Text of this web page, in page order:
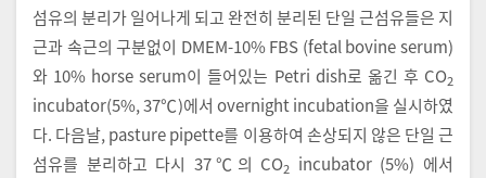
섬유의 분리가 일어나게 되고 완전히 분리된 단일 근섬유들은 지
근과 속근의 구분없이 DMEM-10% FBS (fetal bovine serum)
와 10% horse serum이 들어있는 Petri dish로 옮긴 후 CO2
incubator(5%, 37℃)에서 overnight incubation을 실시하였
다. 다음날, pasture pipette를 이용하여 손상되지 않은 단일 근
섬유를 분리하고 다시 37℃의 CO2 incubator (5%) 에서